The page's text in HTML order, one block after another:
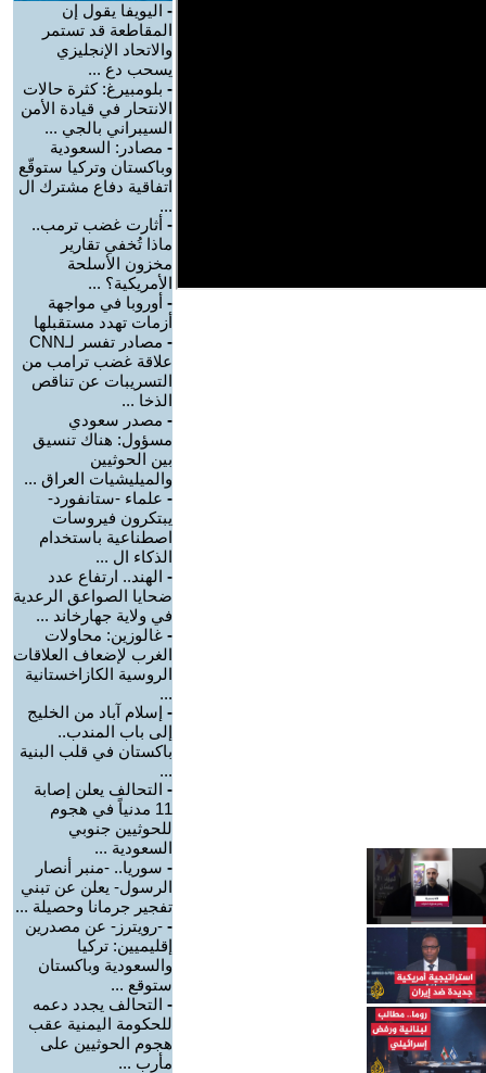
- اليويفا يقول إن
المقاطعة قد تستمر
والاتحاد الإنجليزي
يسحب دع ...
- بلومبيرغ: كثرة حالات
الانتحار في قيادة الأمن
السيبراني بالجي ...
- مصادر: السعودية
وباكستان وتركيا ستوقّع
اتفاقية دفاع مشترك ال
...
- أثارت غضب ترمب..
ماذا تُخفي تقارير
مخزون الأسلحة
الأمريكية؟ ...
- أوروبا في مواجهة
أزمات تهدد مستقبلها
-
مصادر تفسر لـCNN
علاقة غضب ترامب من
التسريبات عن تناقص
الذخا ...
- مصدر سعودي
مسؤول: هناك تنسيق
بين الحوثيين
والميليشيات العراق ...
- علماء -ستانفورد-
يبتكرون فيروسات
اصطناعية باستخدام
الذكاء ال ...
- الهند.. ارتفاع عدد
ضحايا الصواعق الرعدية
في ولاية جهارخاند ...
- غالوزين: محاولات
الغرب لإضعاف العلاقات
الروسية الكازاخستانية
...
- إسلام آباد من الخليج
إلى باب المندب..
باكستان في قلب البنية
...
- التحالف يعلن إصابة
11 مدنياً في هجوم
للحوثيين جنوبي
السعودية ...
- سوريا.. -منبر أنصار
الرسول- يعلن عن تبني
تفجير جرمانا وحصيلة ...
- -رويترز- عن مصدرين
إقليميين: تركيا
والسعودية وباكستان
ستوقع ...
- التحالف يجدد دعمه
للحكومة اليمنية عقب
هجوم الحوثيين على
مأرب ...